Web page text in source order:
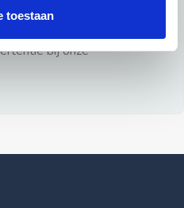
toestaan
bij onze